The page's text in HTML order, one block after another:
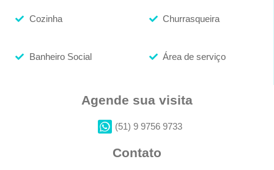
Cozinha Churrasqueira
Banheiro Social Área de serviço
Agende sua visita
(51) 9 9756 9733
Contato